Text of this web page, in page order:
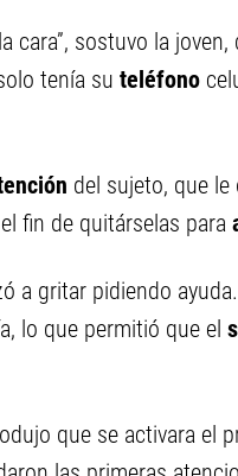
cara”, sostuvo la
tenía su teléfono
del sujeto, que
fin de quitárselas para
a gritar pidiendo
lo que permitió que el
que se activara el